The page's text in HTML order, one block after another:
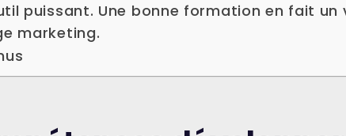
puissant. Une bonne formation en fait un
marketing.